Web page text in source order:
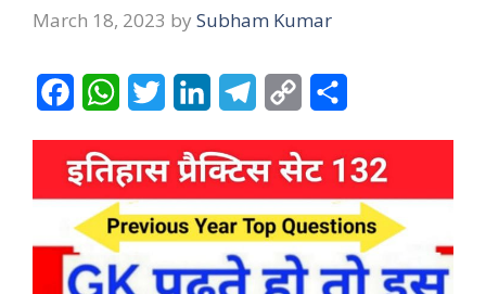
March 18, 2023 by Subham Kumar
c
e
b
o
W
a
t
s
A
i
t
t
e
n
k
e
d
l
e
g
r
p
y
L
i
a
r
e